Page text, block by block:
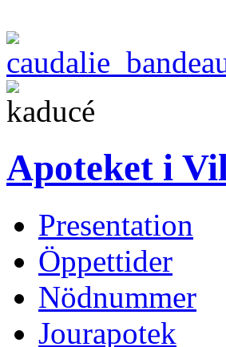
Apoteket i
Presentation
Öppettider
Nödnummer
Jourapotek